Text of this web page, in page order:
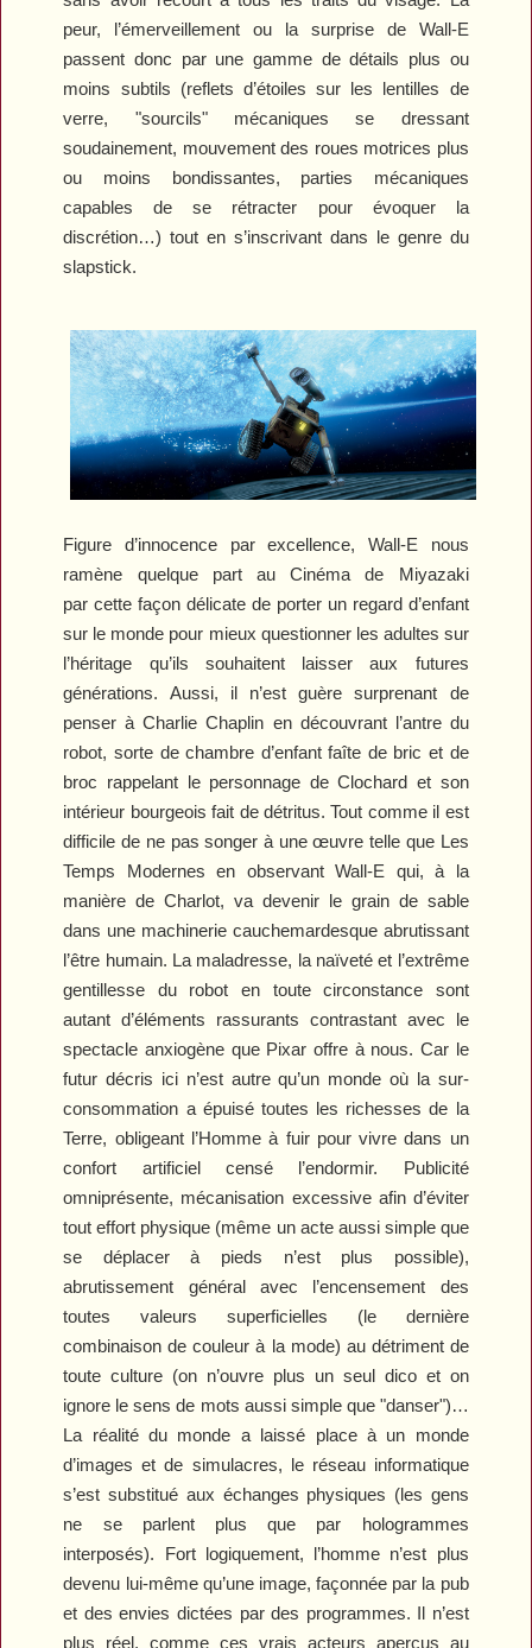
peur, l’émerveillement ou la surprise de Wall-E
passent donc par une gamme de détails plus ou
moins subtils (reflets d’étoiles sur les lentilles de
verre, "sourcils" mécaniques se dressant
soudainement, mouvement des roues motrices plus
ou moins bondissantes, parties mécaniques
capables de se rétracter pour évoquer la
discrétion…) tout en s’inscrivant dans le genre du
slapstick.
Figure d’innocence par excellence, Wall-E nous
ramène quelque part au Cinéma de Miyazaki
par cette façon délicate de porter un regard d’enfant
sur le monde pour mieux questionner les adultes sur
l’héritage qu’ils souhaitent laisser aux futures
générations. Aussi, il n’est guère surprenant de
penser à Charlie Chaplin en découvrant l’antre du
robot, sorte de chambre d’enfant faîte de bric et de
broc rappelant le personnage de Clochard et son
intérieur bourgeois fait de détritus. Tout comme il est
difficile de ne pas songer à une œuvre telle queLes
Temps Modernes en observant Wall-E qui, à la
manière de Charlot, va devenir le grain de sable
dans une machinerie cauchemardesque abrutissant
l’être humain. La maladresse, la naïveté et l’extrême
gentillesse du robot en toute circonstance sont
autant d’éléments rassurants contrastant avec le
spectacle anxiogène que Pixar offre à nous. Car le
futur décris ici n’est autre qu’un monde où la sur-
consommation a épuisé toutes les richesses de la
Terre, obligeant l’Homme à fuir pour vivre dans un
confort artificiel censé l’endormir. Publicité
omniprésente, mécanisation excessive afin d’éviter
tout effort physique (même un acte aussi simple que
se déplacer à pieds n’est plus possible),
abrutissement général avec l’encensement des
toutes valeurs superficielles (le dernière
combinaison de couleur à la mode) au détriment de
toute culture (on n’ouvre plus un seul dico et on
ignore le sens de mots aussi simple que "danser")…
La réalité du monde a laissé place à un monde
d’images et de simulacres, le réseau informatique
s’est substitué aux échanges physiques (les gens
ne se parlent plus que par hologrammes
interposés). Fort logiquement, l’homme n’est plus
devenu lui-même qu’une image, façonnée par la pub
et des envies dictées par des programmes. Il n’est
plus réel, comme ces vrais acteurs aperçus au